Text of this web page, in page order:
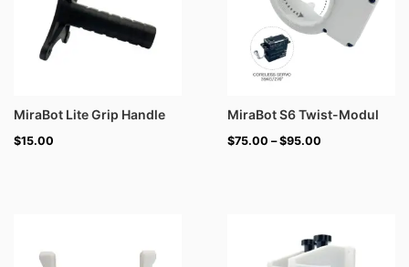
MiraBot Lite Grip Handle
$15.00
MiraBot S6 Twist-Modul
$75.00 –$95.00